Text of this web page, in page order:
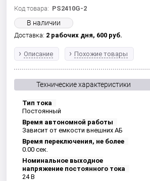
Код товара: PS2410G-2
В наличии
Доставка: 2 рабочих дня, 600 руб.
Описание Похожие товары
Технические характеристики
Тип тока
Постоянный
Время автономной работы
Зависит от емкости внешних АБ
Время переключения, не более
0.00 сек.
Номинальное выходное
напряжение постоянного тока
24 В